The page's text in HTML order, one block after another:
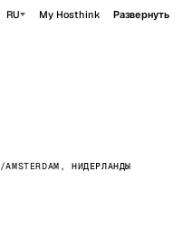
RU My Hosthink Развернуть
/AMSTERDAM, НИДЕРЛАНДЫ